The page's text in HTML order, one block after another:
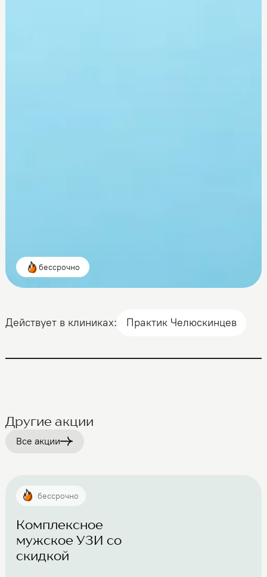
бессрочно
Действует в клиниках: Практик Челюскинцев
Другие акции
Все акции
бессрочно
Комплексное
мужское УЗИ со
скидкой